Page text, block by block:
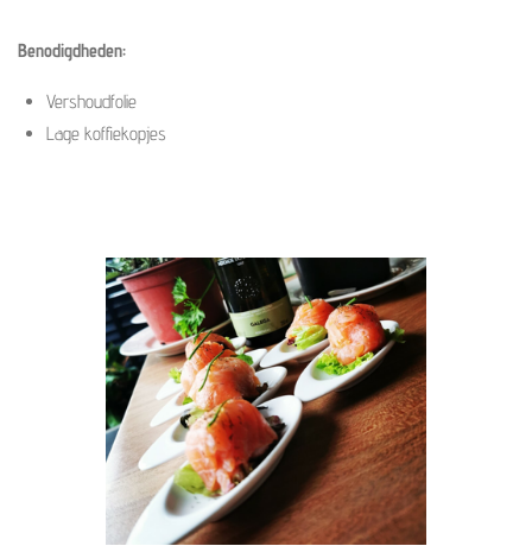
Benodigdheden:
Vershoudfolie
Lage koffiekopjes